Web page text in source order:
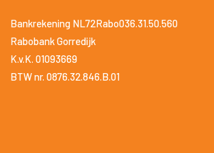
Bankrekening NL72Rabo036.31.50.560
Rabobank Gorredijk
K.v.K. 01093669
BTW nr. 0876.32.846.B.01